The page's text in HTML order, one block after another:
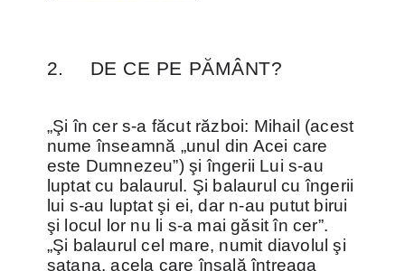
2. DE CE PE PĂMÂNT?
„Şi în cer s-a făcut război: Mihail (acest
nume înseamnă „unul din Acei care
este Dumnezeu”) şi îngerii Lui s-au
luptat cu balaurul. Şi balaurul cu îngerii
lui s-au luptat şi ei, dar n-au putut birui
şi locul lor nu li s-a mai găsit în cer”.
„Şi balaurul cel mare, numit diavolul şi
satana, acela care înşală întreaga